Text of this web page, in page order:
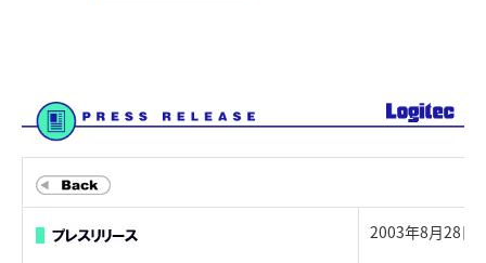
2003年8月28